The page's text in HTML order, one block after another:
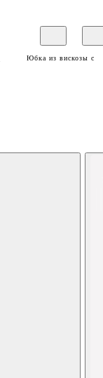
Юбка из вискозы с